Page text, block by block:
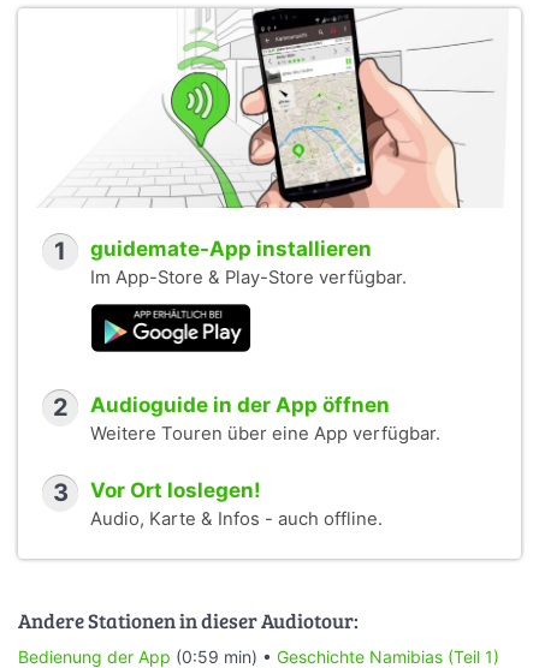
1 guidemate-App installieren
Im App-Store & Play-Store verfügbar.
2 Audioguide in der App öffnen
Weitere Touren über eine App verfügbar.
3 Vor Ort loslegen!
Audio, Karte & Infos - auch offline.
Andere Stationen in dieser Audiotour:
Bedienung der App (0:59 min) • Geschichte Namibias (Teil 1)